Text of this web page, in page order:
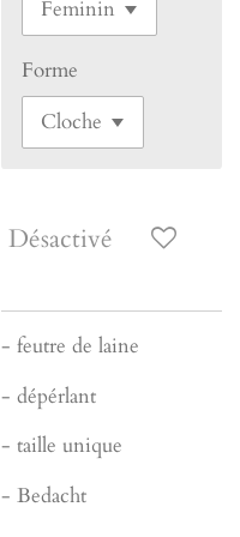
Forme
Désactivé
- feutre de laine
- dépérlant
- taille unique
- Bedacht